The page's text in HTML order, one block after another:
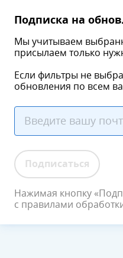
Подписка на
Мы учитываем
присылаем только
Если фильтры не
обновления по всем
Подписаться
Нажимая кнопку
с правилами